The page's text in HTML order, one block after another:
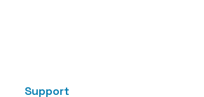
Support